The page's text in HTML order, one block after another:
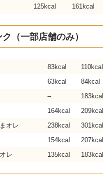
125kcal 161kcal
（一部店舗のみ）
83kcal 110kcal
63kcal 84kcal
– 183kcal
164kcal 209kcal
オレ
238kcal 301kcal
154kcal 207kcal
レ
135kcal 183kcal